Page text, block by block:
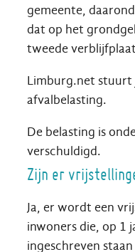
gemeente,
dat op het
tweede
Limburg.net stuurt
afvalbelasting.
De belasting is
verschuldigd.
Zijn er
Ja, er wordt een
inwoners die, op 1
ingeschreven